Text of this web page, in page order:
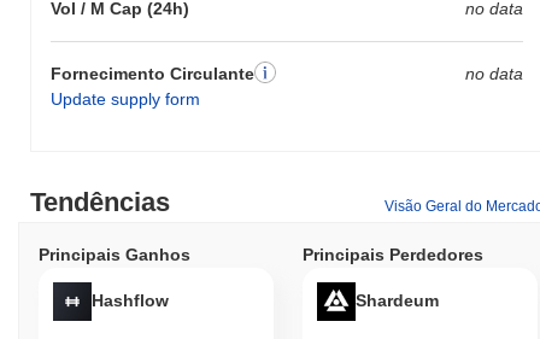
Vol / M Cap (24h) no data
Fornecimento Circulante
Update supply form
no data
Tendências Visão Geral do
Principais Ganhos
Hashflow
Principais Perdedores
Shardeum